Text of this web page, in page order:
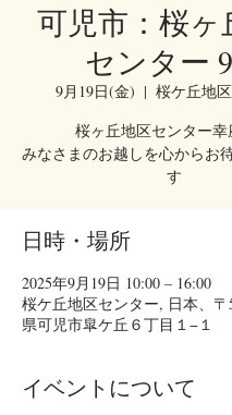
可児市：桜ヶ
センター
9月19日(金)
  |
桜ケ丘地
桜ヶ丘地区センター幸
みなさまのお越しを心からお
す
日時・場所
2025年9月19日 10:00 – 16:00
桜ケ丘地区センター, 日本、〒
県可児市皐ケ丘６丁目１−１
イベントについて